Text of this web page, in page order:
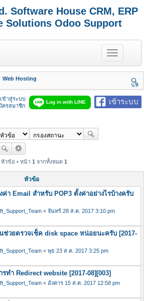
Software House CRM, ERP
Solutions Odoo Support
T
o
g
e
n
a
Web Hosting
นห
า
เข้าระบบ
Log in with LINE
เข้าสู่ระบบ
ครสมาชิก
หัวข้อ • หน้า 1 จากทั้งหมด 1
หัวข้อ
ค่า Email สำหรับ POP3 ตั้งค่าอย่างไรบ้างครับ
« จันทร์ 28 ส.ค. 2017 3:10 pm
ช่วยตรวจเช็ค disk space หน่อยนะครับ [2017-
« พุธ 23 ส.ค. 2017 3:25 pm
ทำ Redirect website [2017-08][003]
« อังคาร 15 ส.ค. 2017 12:58 pm